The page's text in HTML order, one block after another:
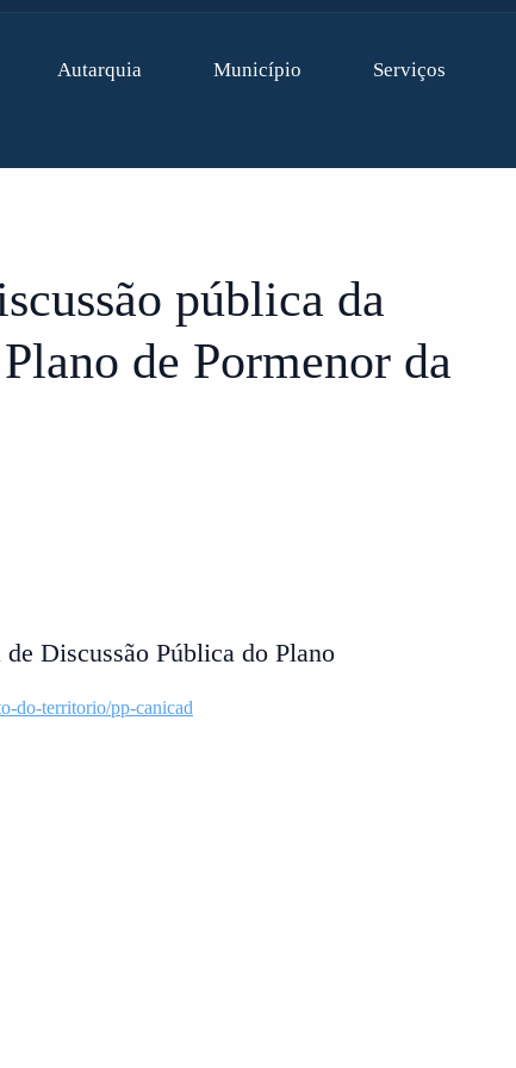
Autarquia Município Serviços
pública da
de Pormenor da
Discussão Pública do Plano
do-territorio/pp-canicad